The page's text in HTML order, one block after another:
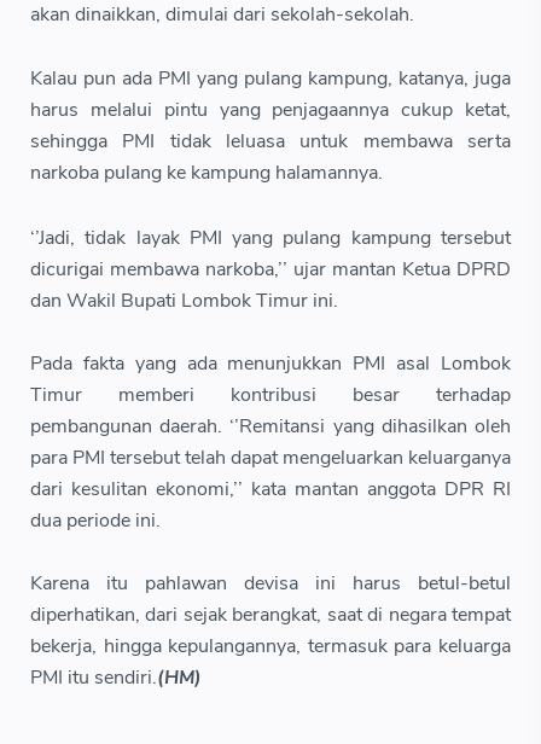
akan dinaikkan, dimulai dari sekolah-sekolah.
Kalau pun ada PMI yang pulang kampung, katanya, juga
harus melalui pintu yang penjagaannya cukup ketat,
sehingga PMI tidak leluasa untuk membawa serta
narkoba pulang ke kampung halamannya.
‘’Jadi, tidak layak PMI yang pulang kampung tersebut
dicurigai membawa narkoba,’’ ujar mantan Ketua DPRD
dan Wakil Bupati Lombok Timur ini.
Pada fakta yang ada menunjukkan PMI asal Lombok
Timur memberi kontribusi besar terhadap
pembangunan daerah. ‘’Remitansi yang dihasilkan oleh
para PMI tersebut telah dapat mengeluarkan keluarganya
dari kesulitan ekonomi,’’ kata mantan anggota DPR RI
dua periode ini.
Karena itu pahlawan devisa ini harus betul-betul
diperhatikan, dari sejak berangkat, saat di negara tempat
bekerja, hingga kepulangannya, termasuk para keluarga
PMI itu sendiri.(HM)